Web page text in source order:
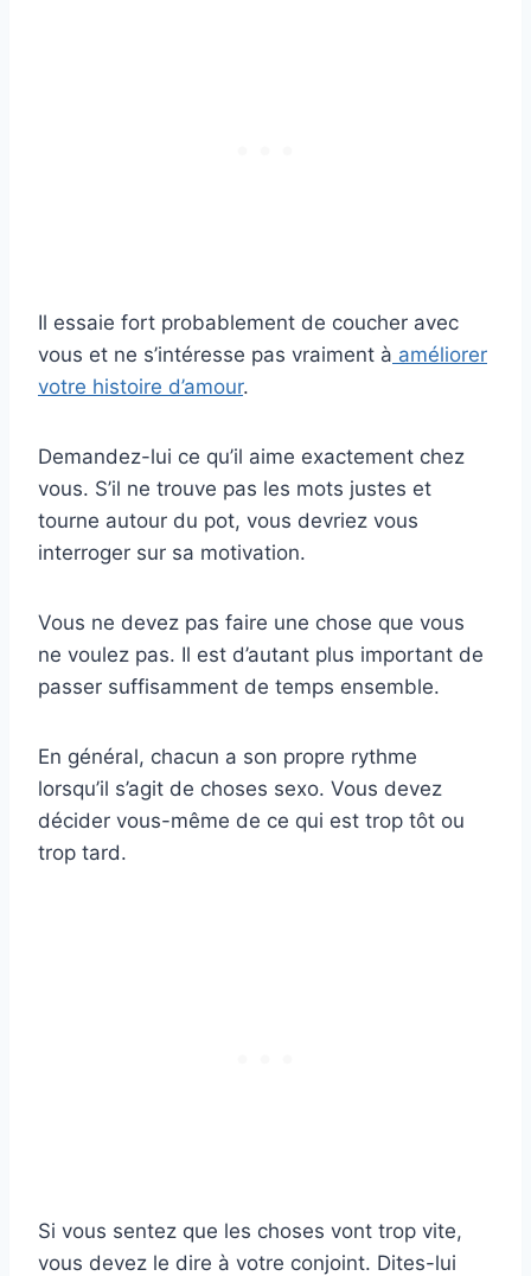
Il essaie fort probablement de coucher avec
vous et ne s’intéresse pas vraiment à améliorer
votre histoire d’amour.
Demandez-lui ce qu’il aime exactement chez
vous. S’il ne trouve pas les mots justes et
tourne autour du pot, vous devriez vous
interroger sur sa motivation.
Vous ne devez pas faire une chose que vous
ne voulez pas. Il est d’autant plus important de
passer suffisamment de temps ensemble.
En général, chacun a son propre rythme
lorsqu’il s’agit de choses sexo. Vous devez
décider vous-même de ce qui est trop tôt ou
trop tard.
Si vous sentez que les choses vont trop vite,
vous devez le dire à votre conjoint. Dites-lui